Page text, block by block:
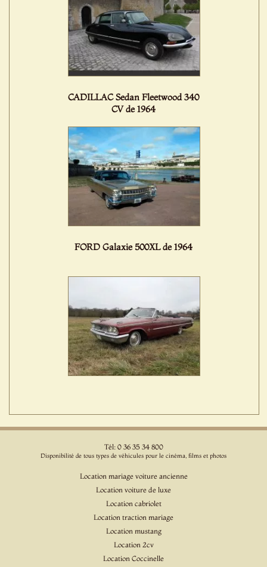
CADILLAC Sedan Fleetwood 340
CV de 1964
FORD Galaxie 500XL de 1964
Tél: 0 36 35 34 800
Disponibilité de tous types de véhicules pour le cinéma, films et photos
Location mariage voiture ancienne
Location voiture de luxe
Location cabriolet
Location traction mariage
Location mustang
Location 2cv
Location Coccinelle